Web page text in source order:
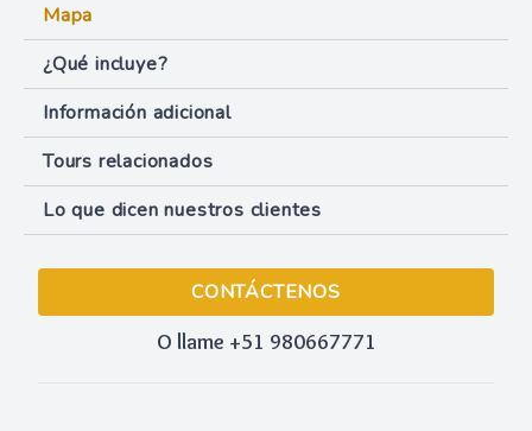
Mapa
¿Qué incluye?
Información adicional
Tours relacionados
Lo que dicen nuestros clientes
CONTÁCTENOS
O llame +51 980667771